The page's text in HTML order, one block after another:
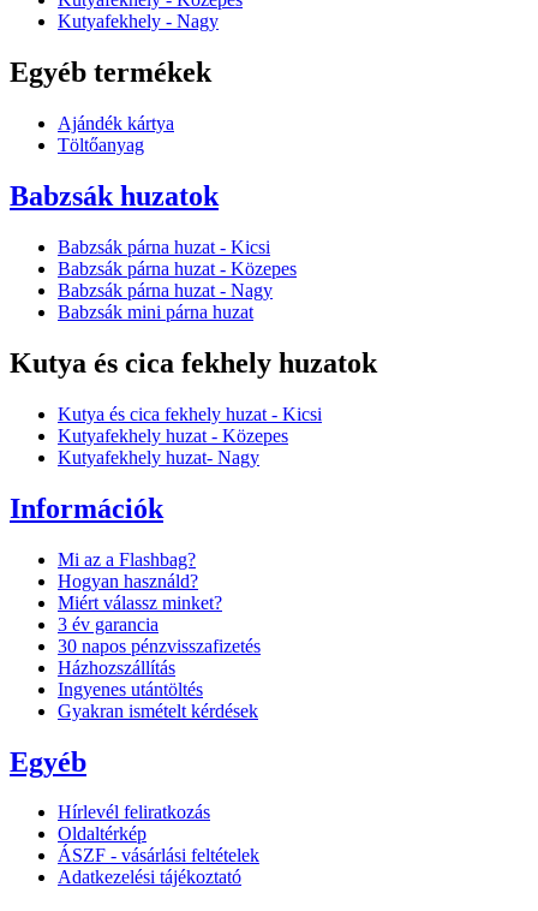
Kutyafekhely - Nagy
Egyéb termékek
Ajándék kártya
Töltőanyag
Babzsák huzatok
Babzsák párna huzat - Kicsi
Babzsák párna huzat - Közepes
Babzsák párna huzat - Nagy
Babzsák mini párna huzat
Kutya és cica fekhely huzatok
Kutya és cica fekhely huzat - Kicsi
Kutyafekhely huzat - Közepes
Kutyafekhely huzat- Nagy
Információk
Mi az a Flashbag?
Hogyan használd?
Miért válassz minket?
3 év garancia
30 napos pénzvisszafizetés
Házhozszállítás
Ingyenes utántöltés
Gyakran ismételt kérdések
Egyéb
Hírlevél feliratkozás
Oldaltérkép
ÁSZF - vásárlási feltételek
Adatkezelési tájékoztató